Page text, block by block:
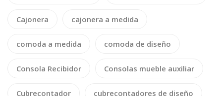
Cajonera cajonera a medida
comoda a medida comoda de diseño
Consola Recibidor Consolas mueble auxiliar
Cubrecontador cubrecontadores de diseño